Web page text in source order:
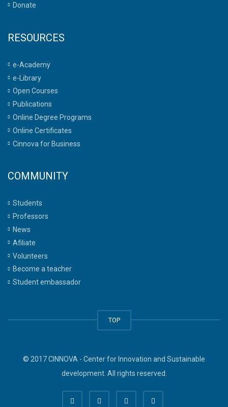
Donate
RESOURCES
e-Academy
e-Library
Open Courses
Publications
Online Degree Programs
Online Certificates
Cinnova for Business
COMMUNITY
Students
Professors
News
Afiliate
Volunteers
Become a teacher
Student embassador
TOP
© 2017 CINNOVA - Center for Innovation and Sustainable
development. All rights reserved.